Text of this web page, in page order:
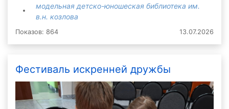
модельная детско-юношеская библиотека им.
в.н. козлова
Показов: 864 13.07.2026
Фестиваль искренней дружбы